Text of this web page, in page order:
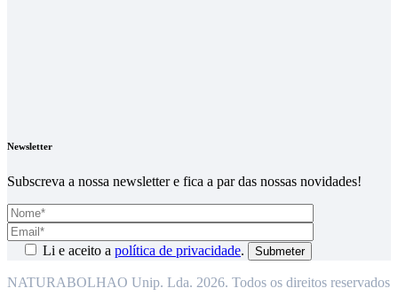
Newsletter
Subscreva a nossa newsletter e fica a par das nossas novidades!
Li e aceito a política de privacidade.
NATURABOLHAO Unip. Lda. 2026. Todos os direitos reservados